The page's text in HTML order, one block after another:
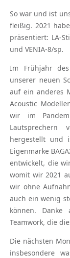
So war und ist
fleißig. 2021
präsentiert: LA-
und VENIA-8/sp.
Im Frühjahr
unserer neuen
auf ein anderes
Acoustic
wir im
hergestellt und
Eigenmarke
entwickelt, die
womit wir 2021
wir ohne
auch ein wenig
können.
Teamwork, die
Die nächsten
insbesondere